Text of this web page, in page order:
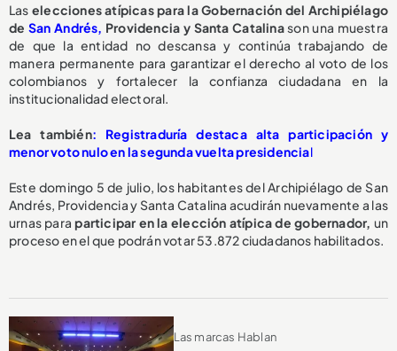
Las elecciones atípicas para la Gobernación del Archipiélago
de San Andrés, Providencia y Santa Catalinason una muestra
de que la entidad no descansa y continúa trabajando de
manera permanente para garantizar el derecho al voto de los
colombianos y fortalecer la confianza ciudadana en la
institucionalidad electoral.
Lea también: Registraduría destaca alta participación y
menor voto nulo en la segunda vuelta presidencial
Este domingo 5 de julio, los habitantes del Archipiélago de San
Andrés, Providencia y Santa Catalina acudirán nuevamente a las
urnas paraparticipar en la elección atípica de gobernador, un
proceso en el que podrán votar 53.872 ciudadanos habilitados.
Las marcas Hablan